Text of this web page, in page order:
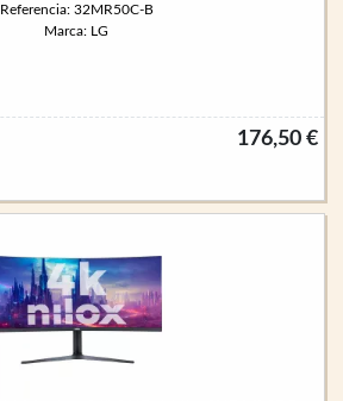
Referencia: 32MR50C-B
Marca: LG
176,50 €